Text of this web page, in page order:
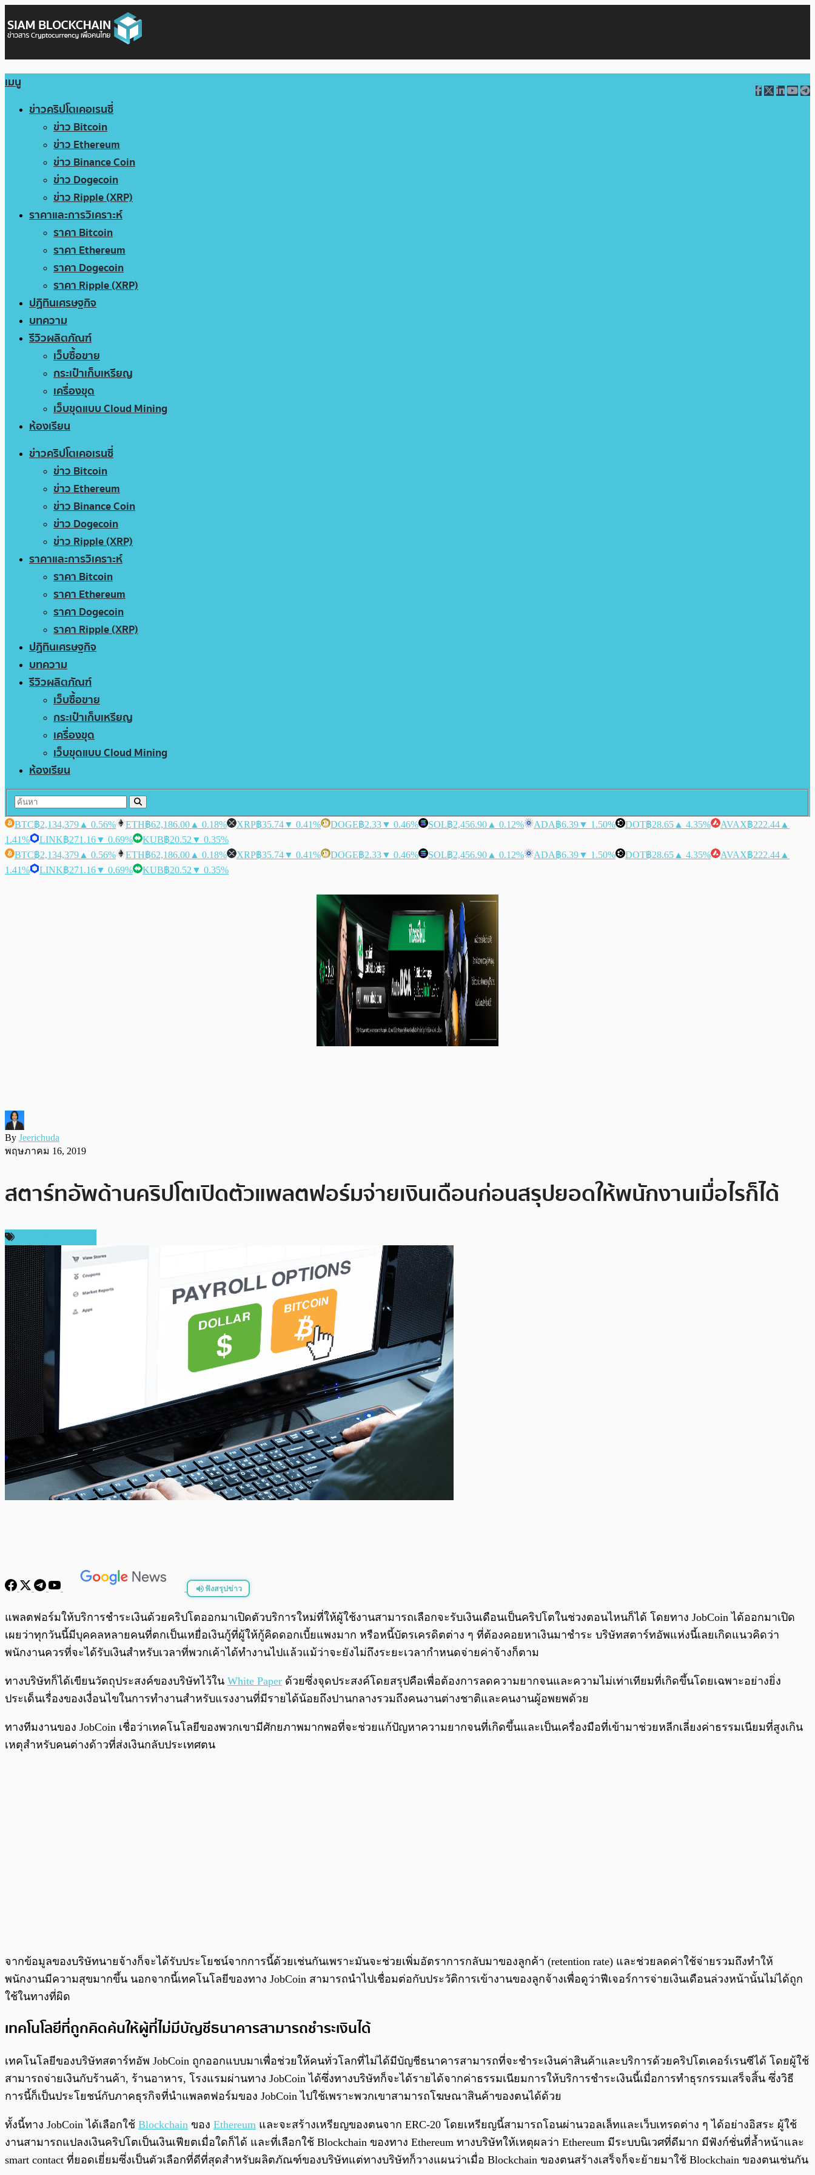
เมนู
ข่าวคริปโตเคอเรนซี่
ข่าว Bitcoin
ข่าว Ethereum
ข่าว Binance Coin
ข่าว Dogecoin
ข่าว Ripple (XRP)
ราคาและการวิเคราะห์
ราคา Bitcoin
ราคา Ethereum
ราคา Dogecoin
ราคา Ripple (XRP)
ปฏิทินเศรษฐกิจ
บทความ
รีวิวผลิตภัณฑ์
เว็บซื้อขาย
กระเป๋าเก็บเหรียญ
เครื่องขุด
เว็บขุดแบบ Cloud Mining
ห้องเรียน
ข่าวคริปโตเคอเรนซี่
ข่าว Bitcoin
ข่าว Ethereum
ข่าว Binance Coin
ข่าว Dogecoin
ข่าว Ripple (XRP)
ราคาและการวิเคราะห์
ราคา Bitcoin
ราคา Ethereum
ราคา Dogecoin
ราคา Ripple (XRP)
ปฏิทินเศรษฐกิจ
บทความ
รีวิวผลิตภัณฑ์
เว็บซื้อขาย
กระเป๋าเก็บเหรียญ
เครื่องขุด
เว็บขุดแบบ Cloud Mining
ห้องเรียน
BTC฿2,134,379 ▲ 0.56% ETH฿62,186.00 ▲ 0.18% XRP฿35.74▼ 0.41% DOGE฿2.33▼ 0.46% SOL฿2,456.90 ▲ 0.12% ADA฿6.39▼ 1.50% DOT฿28.65 ▲ 4.35% AVAX฿222.44 ▲
1.41%
LINK฿271.16▼ 0.69% KUB฿20.52 ▼ 0.35%
BTC฿2,134,379 ▲ 0.56% ETH฿62,186.00 ▲ 0.18% XRP฿35.74▼ 0.41% DOGE฿2.33▼ 0.46% SOL฿2,456.90 ▲ 0.12% ADA฿6.39▼ 1.50% DOT฿28.65 ▲ 4.35% AVAX฿222.44 ▲
1.41%
LINK฿271.16▼ 0.69% KUB฿20.52 ▼ 0.35%
By Jeerichuda
พฤษภาคม 16, 2019
สตาร์ทอัพด้านคริปโตเปิดตัวแพลตฟอร์มจ่ายเงินเดือนก่อนสรุปยอดให้พนักงานเมื่อไรก็ได้
ฟังสรุปข่าว
พร้อมเล่น 0:00/
แพลตฟอร์มให้บริการชำระเงินด้วยคริปโตออกมาเปิดตัวบริการใหม่ที่ให้ผู้ใช้งานสามารถเลือกจะรับเงินเดือนเป็นคริปโตในช่วงตอนไหนก็ได้ โดยทาง JobCoin ได้ออกมาเปิด
เผยว่าทุกวันนี้มีบุคคลหลายคนที่ตกเป็นเหยื่อเงินกู้ที่ผู้ให้กู้คิดดอกเบี้ยแพงมาก หรือหนี้บัตรเครดิตต่าง ๆ ที่ต้องคอยหาเงินมาชำระ บริษัทสตาร์ทอัพแห่งนี้เลยเกิดแนวคิดว่า
พนักงานควรที่จะได้รับเงินสำหรับเวลาที่พวกเค้าได้ทำงานไปแล้วแม้ว่าจะยังไม่ถึงระยะเวลากำหนดจ่ายค่าจ้างก็ตาม
ทางบริษัทก็ได้เขียนวัตถุประสงค์ของบริษัทไว้ใน White Paper ด้วยซึ่งจุดประสงค์โดยสรุปคือเพื่อต้องการลดความยากจนและความไม่เท่าเทียมที่เกิดขึ้นโดยเฉพาะอย่างยิ่ง
ประเด็นเรื่องของเงื่อนไขในการทำงานสำหรับแรงงานที่มีรายได้น้อยถึงปานกลางรวมถึงคนงานต่างชาติและคนงานผู้อพยพด้วย
ทางทีมงานของ JobCoin เชื่อว่าเทคโนโลยีของพวกเขามีศักยภาพมากพอที่จะช่วยแก้ปัญหาความยากจนที่เกิดขึ้นและเป็นเครื่องมือที่เข้ามาช่วยหลีกเลี่ยงค่าธรรมเนียมที่สูงเกิน
เหตุสำหรับคนต่างด้าวที่ส่งเงินกลับประเทศตน
จากข้อมูลของบริษัทนายจ้างก็จะได้รับประโยชน์จากการนี้ด้วยเช่นกันเพราะมันจะช่วยเพิ่มอัตราการกลับมาของลูกค้า (retention rate) และช่วยลดค่าใช้จ่ายรวมถึงทำให้
พนักงานมีความสุขมากขึ้น นอกจากนี้เทคโนโลยีของทาง JobCoin สามารถนำไปเชื่อมต่อกับประวัติการเข้างานของลูกจ้างเพื่อดูว่าฟีเจอร์การจ่ายเงินเดือนล่วงหน้านั้นไม่ได้ถูก
ใช้ในทางที่ผิด
เทคโนโลยีที่ถูกคิดค้นให้ผู้ที่ไม่มีบัญชีธนาคารสามารถชำระเงินได้
เทคโนโลยีของบริษัทสตาร์ทอัพ JobCoin ถูกออกแบบมาเพื่อช่วยให้คนทั่วโลกที่ไม่ได้มีบัญชีธนาคารสามารถที่จะชำระเงินค่าสินค้าและบริการด้วยคริปโตเคอร์เรนซีได้ โดยผู้ใช้
สามารถจ่ายเงินกับร้านค้า, ร้านอาหาร, โรงแรมผ่านทาง JobCoin ได้ซึ่งทางบริษัทก็จะได้รายได้จากค่าธรรมเนียมการให้บริการชำระเงินนี้เมื่อการทำธุรกรรมเสร็จสิ้น ซึ่งวิธี
การนี้ก็เป็นประโยชน์กับภาคธุรกิจที่นำแพลตฟอร์มของ JobCoin ไปใช้เพราะพวกเขาสามารถโฆษณาสินค้าของตนได้ด้วย
ทั้งนี้ทาง JobCoin ได้เลือกใช้ Blockchain ของ Ethereum และจะสร้างเหรียญของตนจาก ERC-20 โดยเหรียญนี้สามารถโอนผ่านวอลเล็ทและเว็บเทรดต่าง ๆ ได้อย่างอิสระ ผู้ใช้
งานสามารถแปลงเงินคริปโตเป็นเงินเฟียตเมื่อใดก็ได้ และที่เลือกใช้ Blockchain ของทาง Ethereum ทางบริษัทให้เหตุผลว่า Ethereum มีระบบนิเวศที่ดีมาก มีฟังก์ชั่นที่ล้ำหน้าและ
smart contact ที่ยอดเยี่ยมซึ่งเป็นตัวเลือกที่ดีที่สุดสำหรับผลิตภัณฑ์ของบริษัทแต่ทางบริษัทก็วางแผนว่าเมื่อ Blockchain ของตนสร้างเสร็จก็จะย้ายมาใช้ Blockchain ของตนเช่นกัน